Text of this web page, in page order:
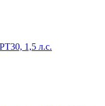
1,5 л.с.